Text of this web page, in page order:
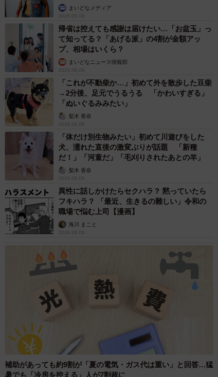
まいどなメディア
2026.08.09
帰省は控えても感謝は届けたい…「お盆玉」っ
て知ってる？「あげる派」の4割が金額アッ
プ、相場はいくら？
まいどなニュース情報部
2026.08.09
「これが不動柴か…」初めて外を散歩した豆柴
→2分後、足元でうるうる 「かわいすぎる」
「ぬいぐるみみたい」
梨木 香奈
2026.08.09
「体だけ別生物みたい」初めて川遊びをした
犬、濡れた直後の激変ぶりが話題 「新種
だ！」「河童だ」「毛刈りされたあとの羊」
梨木 香奈
2026.08.09
異性に話しかけたらセクハラ？ 黙っていたら
フキハラ？ 「最近、生きるの難しい」令和の
職場で悩む上司【漫画】
海川 まこと
2026.08.09
補助があっても約9割が「夏の電気・ガス代は重い」と回答…猛
暑でも「冷房を控える」人が7割超に